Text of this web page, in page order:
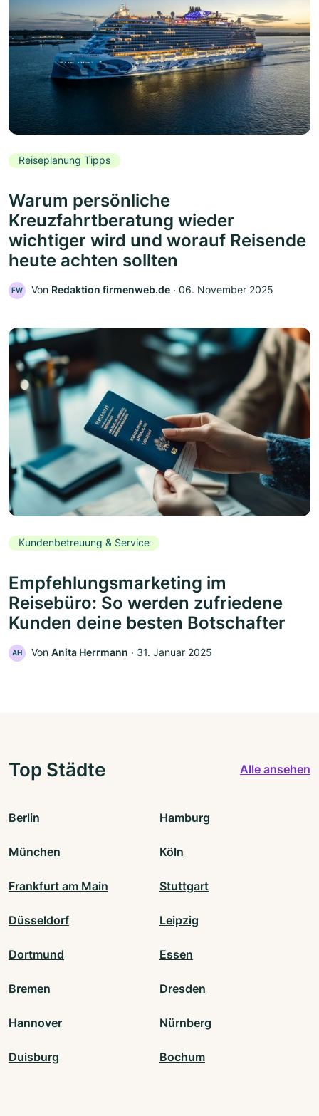
Reiseplanung Tipps
Warum persönliche
Kreuzfahrtberatung wieder
wichtiger wird und worauf Reisende
heute achten sollten
FW Von Redaktion firmenweb.de ‧ 06. November 2025
Kundenbetreuung & Service
Empfehlungsmarketing im
Reisebüro: So werden zufriedene
Kunden deine besten Botschafter
AH Von Anita Herrmann ‧ 31. Januar 2025
Top Städte Alle ansehen
Berlin Hamburg
München Köln
Frankfurt am Main Stuttgart
Düsseldorf Leipzig
Dortmund Essen
Bremen Dresden
Hannover Nürnberg
Duisburg Bochum